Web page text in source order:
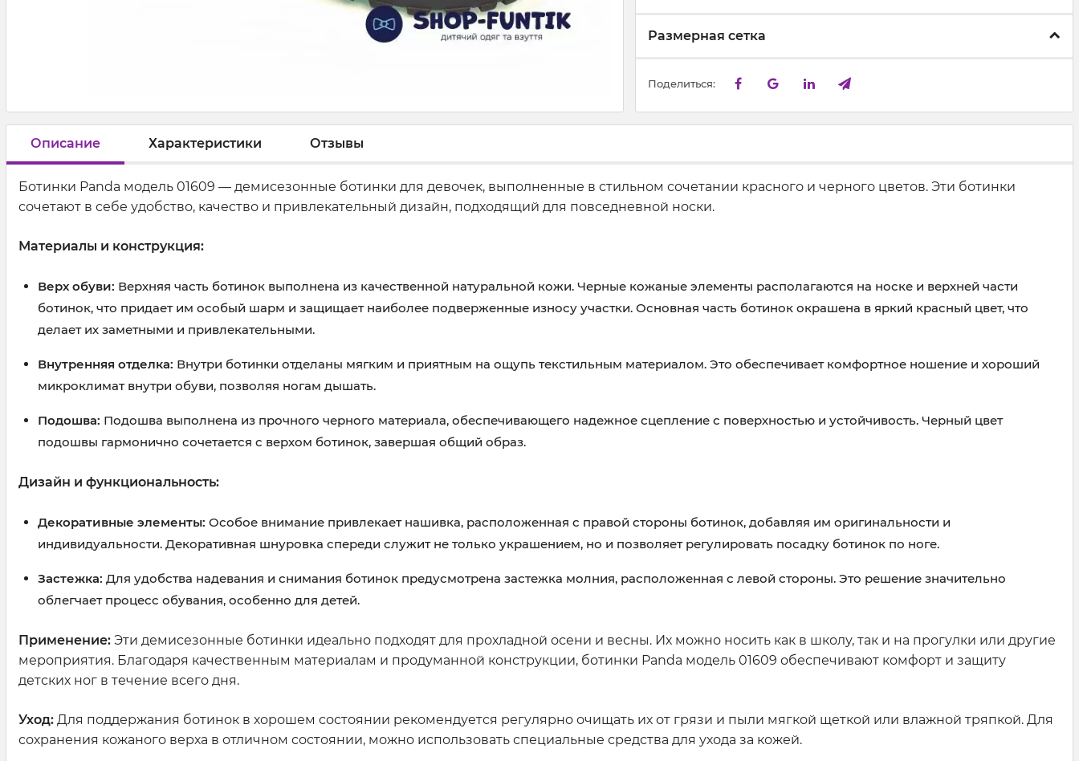
Размерная сетка
Поделиться:
Описание Характеристики Отзывы
Ботинки Panda модель 01609 — демисезонные ботинки для девочек, выполненные в стильном сочетании красного и черного цветов. Эти ботинки
сочетают в себе удобство, качество и привлекательный дизайн, подходящий для повседневной носки.
Материалы и конструкция:
Верх обуви: Верхняя часть ботинок выполнена из качественной натуральной кожи. Черные кожаные элементы располагаются на носке и верхней части
ботинок, что придает им особый шарм и защищает наиболее подверженные износу участки. Основная часть ботинок окрашена в яркий красный цвет, что
делает их заметными и привлекательными.
Внутренняя отделка: Внутри ботинки отделаны мягким и приятным на ощупь текстильным материалом. Это обеспечивает комфортное ношение и хороший
микроклимат внутри обуви, позволяя ногам дышать.
Подошва: Подошва выполнена из прочного черного материала, обеспечивающего надежное сцепление с поверхностью и устойчивость. Черный цвет
подошвы гармонично сочетается с верхом ботинок, завершая общий образ.
Дизайн и функциональность:
Декоративные элементы: Особое внимание привлекает нашивка, расположенная с правой стороны ботинок, добавляя им оригинальности и
индивидуальности. Декоративная шнуровка спереди служит не только украшением, но и позволяет регулировать посадку ботинок по ноге.
Застежка: Для удобства надевания и снимания ботинок предусмотрена застежка молния, расположенная с левой стороны. Это решение значительно
облегчает процесс обувания, особенно для детей.
Применение: Эти демисезонные ботинки идеально подходят для прохладной осени и весны. Их можно носить как в школу, так и на прогулки или другие
мероприятия. Благодаря качественным материалам и продуманной конструкции, ботинки Panda модель 01609 обеспечивают комфорт и защиту
детских ног в течение всего дня.
Уход: Для поддержания ботинок в хорошем состоянии рекомендуется регулярно очищать их от грязи и пыли мягкой щеткой или влажной тряпкой. Для
сохранения кожаного верха в отличном состоянии, можно использовать специальные средства для ухода за кожей.